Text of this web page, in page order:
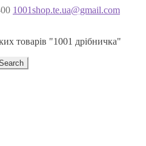
1001shop.te.ua@gmail.com
товарів "1001 дрібничка"